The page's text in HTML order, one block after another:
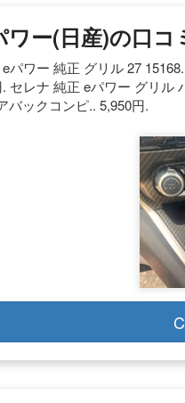
ワー(日産)の口
パワー 純正 グリル 27
セレナ 純正 eパワー グリル
バックコンピ.. 5,950円.